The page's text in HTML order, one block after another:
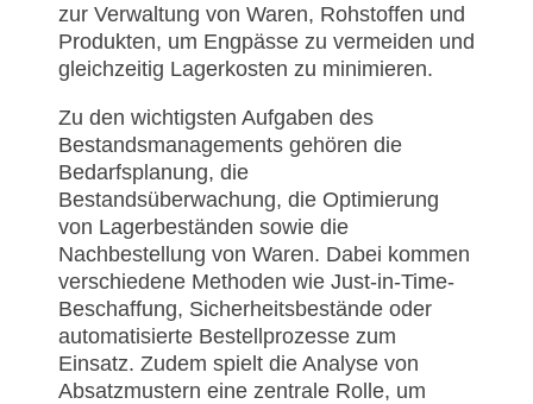
zur Verwaltung von Waren, Rohstoffen und
Produkten, um Engpässe zu vermeiden und
gleichzeitig Lagerkosten zu minimieren.
Zu den wichtigsten Aufgaben des
Bestandsmanagements gehören die
Bedarfsplanung, die
Bestandsüberwachung, die Optimierung
von Lagerbeständen sowie die
Nachbestellung von Waren. Dabei kommen
verschiedene Methoden wie Just-in-Time-
Beschaffung, Sicherheitsbestände oder
automatisierte Bestellprozesse zum
Einsatz. Zudem spielt die Analyse von
Absatzmustern eine zentrale Rolle, um